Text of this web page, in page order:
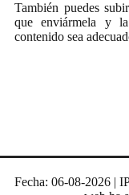
También puedes
que enviármela y
contenido sea
Fecha: 06-08-2026 |